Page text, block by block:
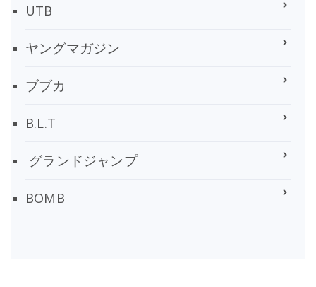
UTB
ヤングマガジン
ブブカ
B.L.T
グランドジャンプ
BOMB